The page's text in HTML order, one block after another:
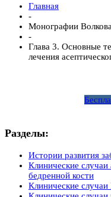
Главная
-
Монографии
-
Глава 3. Основные
лечения
Разделы:
Истории развития
Клинические случаи
бедренной кости
Клинические случаи